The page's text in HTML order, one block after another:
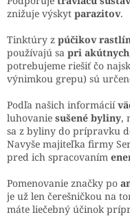
znižuje výskyt parazitov.
Tinktúry z púčikov
používajú sa pri
potrebujeme riešiť čo
výnimkou grepu) sú
Podľa našich informácií
luhovanie sušené byliny,
sa z byliny do prípravku
Navyše majiteľka firmy
pred ich spracovaním
Pomenovanie značky po
je už len čerešničkou na
máte liečebný účinok